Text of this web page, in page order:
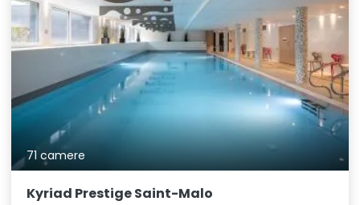
71 camere
Kyriad Prestige Saint-Malo